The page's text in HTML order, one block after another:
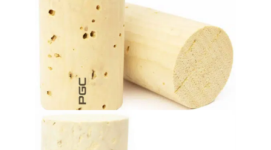
Favorite choice for premium and quality wines. Gives a
crucial contribution to the evolution and refinement of the
wine during its aging process.